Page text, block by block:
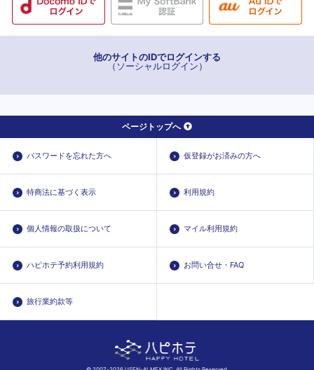
他のサイトのIDでログインする
（ソーシャルログイン）
ページトップへ
パスワードを忘れた方へ 仮登録がお済みの方へ
特商法に基づく表示 利用規約
個人情報の取扱について マイル利用規約
ハピホテ予約利用規約 お問い合せ・FAQ
旅行業約款等